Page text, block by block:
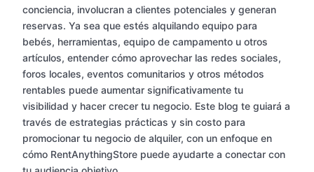
conciencia, involucran a clientes potenciales y generan
reservas. Ya sea que estés alquilando equipo para
bebés, herramientas, equipo de campamento u otros
artículos, entender cómo aprovechar las redes sociales,
foros locales, eventos comunitarios y otros métodos
rentables puede aumentar significativamente tu
visibilidad y hacer crecer tu negocio. Este blog te guiará a
través de estrategias prácticas y sin costo para
promocionar tu negocio de alquiler, con un enfoque en
cómo RentAnythingStore puede ayudarte a conectar con